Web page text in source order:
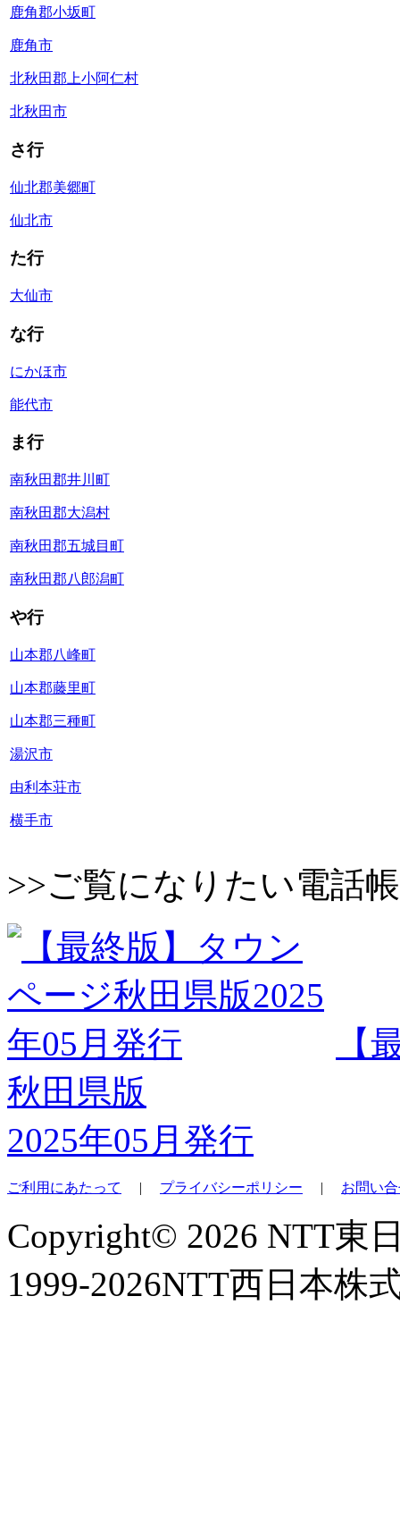
鹿角郡小坂町
鹿角市
北秋田郡上小阿仁村
北秋田市
さ行
仙北郡美郷町
仙北市
た行
大仙市
な行
にかほ市
能代市
ま行
南秋田郡井川町
南秋田郡大潟村
南秋田郡五城目町
南秋田郡八郎潟町
や行
山本郡八峰町
山本郡藤里町
山本郡三種町
湯沢市
由利本荘市
横手市
>>ご覧になりたい電話
【
秋田県版
2025年05月発行
ご利用にあたって | プライバシーポリシー | お問い
Copyright© 2026 NTT
1999-2026NTT西日本株